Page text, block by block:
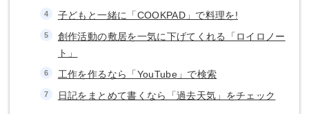
子どもと一緒に「COOKPAD」で料理を!
創作活動の敷居を一気に下げてくれる「ロイロノー
ト」
工作を作るなら「YouTube」で検索
日記をまとめて書くなら「過去天気」をチェック